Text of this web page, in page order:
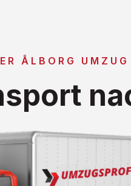
ÅLBORG UMZUG